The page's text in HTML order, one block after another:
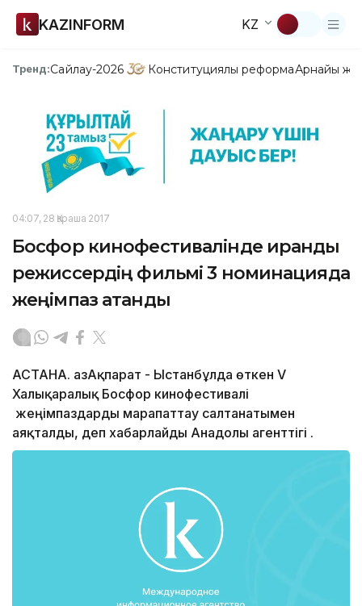
KAZINFORM KZ
Тренд:Сайлау-2026 Конституциялық реформаАрнайы
04:07, 28 Қараша 2017
Босфор кинофестивалінде ирандық
режиссердің фильмі 3 номинацияда
жеңімпаз атанды
АСТАНА. ҚазАқпарат - Ыстанбұлда өткен V
Халықаралық Босфор кинофестивалі
жеңімпаздарды марапаттау салтанатымен
аяқталды, деп хабарлайды Анадолы агенттігі .